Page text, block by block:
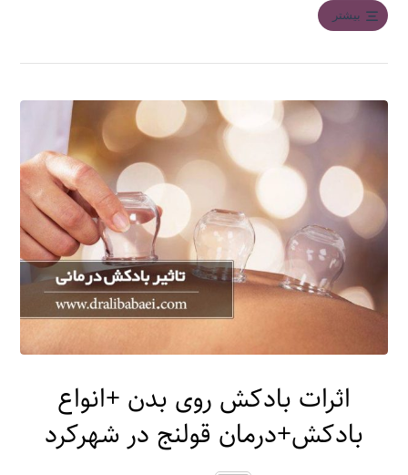
بیشتر
اثرات بادکش روی بدن +انواع
بادکش+درمان قولنج در شهرکرد